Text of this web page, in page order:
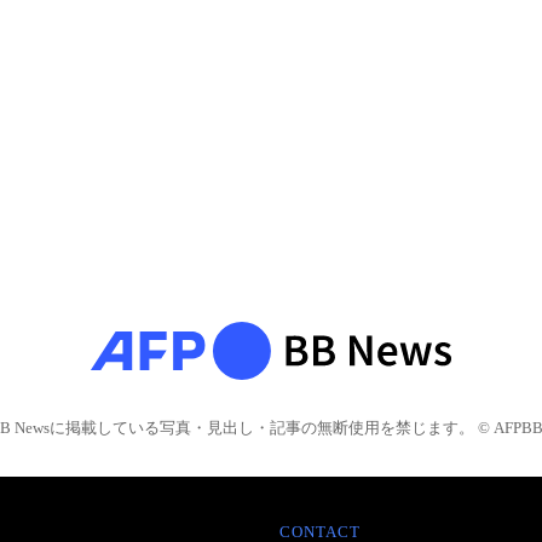
Newsに掲載している写真・見出し・記事の無断使用を禁じます。 © AFPBB
CONTACT